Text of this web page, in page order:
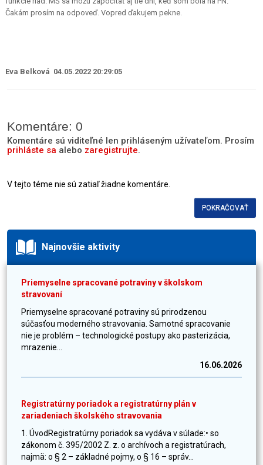
Čakám prosím na odpoveď. Vopred ďakujem pekne.
Eva Belková 04.05.2022 20:29:05
Komentáre: 0
Komentáre sú viditeľné len prihláseným užívateľom. Prosím
prihláste sa alebo zaregistrujte.
V tejto téme nie sú zatiaľ žiadne komentáre.
POKRAČOVAŤ
Najnovšie aktivity
Priemyselne spracované potraviny v školskom
stravovaní
Priemyselne spracované potraviny sú prirodzenou
súčasťou moderného stravovania. Samotné spracovanie
nie je problém – technologické postupy ako pasterizácia,
mrazenie...
16.06.2026
Registratúrny poriadok a registratúrny plán v
zariadeniach školského stravovania
1. ÚvodRegistratúrny poriadok sa vydáva v súlade:• so
zákonom č. 395/2002 Z. z. o archívoch a registratúrach,
najmä: o § 2 – základné pojmy, o § 16 – správ...